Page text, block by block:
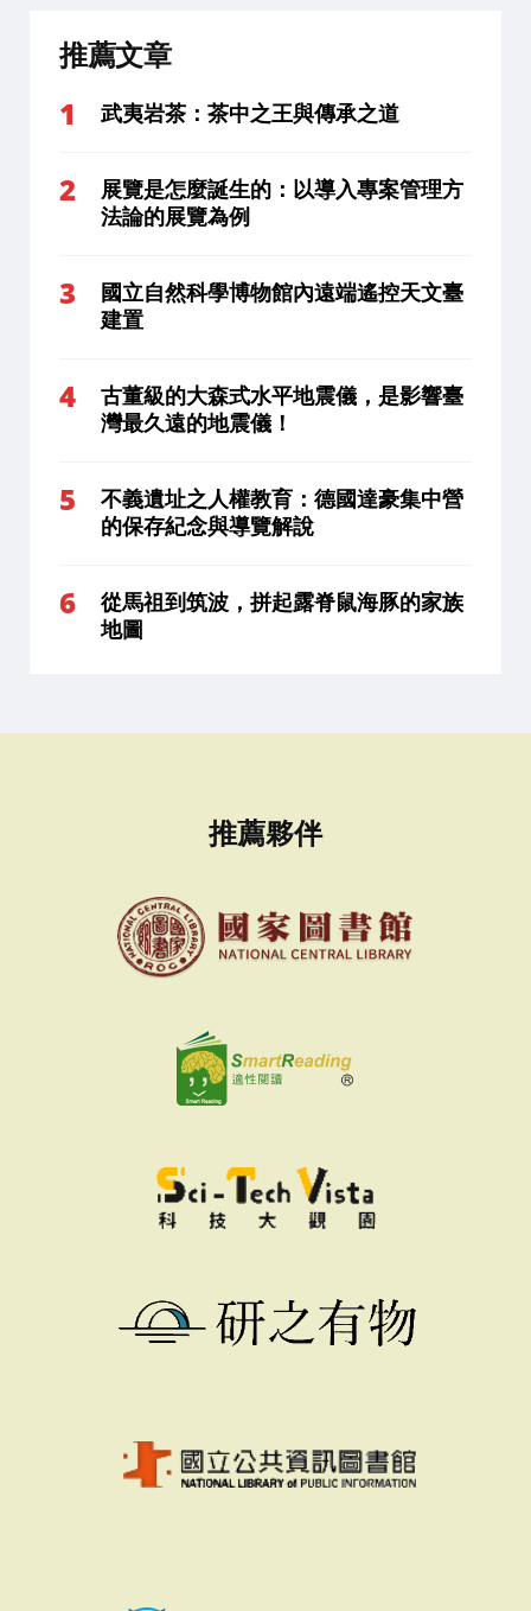
推薦文章
武夷岩茶：茶中之王與傳承之道
展覽是怎麼誕生的：以導入專案管理方
法論的展覽為例
國立自然科學博物館內遠端遙控天文臺
建置
古董級的大森式水平地震儀，是影響臺
灣最久遠的地震儀！
不義遺址之人權教育：德國達豪集中營
的保存紀念與導覽解說
從馬祖到筑波，拼起露脊鼠海豚的家族
地圖
推薦夥伴